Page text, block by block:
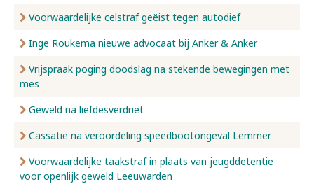
Voorwaardelijke celstraf geëist tegen autodief
Inge Roukema nieuwe advocaat bij Anker & Anker
Vrijspraak poging doodslag na stekende bewegingen met
mes
Geweld na liefdesverdriet
Cassatie na veroordeling speedbootongeval Lemmer
Voorwaardelijke taakstraf in plaats van jeugddetentie
voor openlijk geweld Leeuwarden